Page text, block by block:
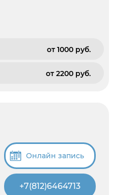
от 1000 pуб.
от 2200 pуб.
Онлайн запись
+7(812)6464713